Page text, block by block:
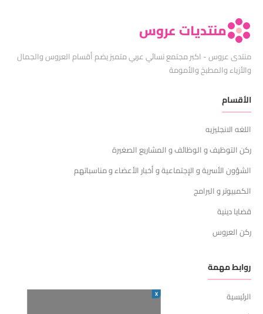
منتديات عروس
منتدى عروس - اكبر مجتمع نسائي عربي متميز يضم أقسام العروس والجمال
والأزياء والمطبخ والأمومة
الأقسام
اللغه الانجليزيه
ركن التوظيف و الوظائف و المشاريع الصغيرة
الشؤون الأسرية و الإجتماعية و أخبار الأعضاء و مناسباتهم
الكمبيوتر و البرامج
قضايا دينية
ركن العروس
روابط مهمة
الرئيسية
X